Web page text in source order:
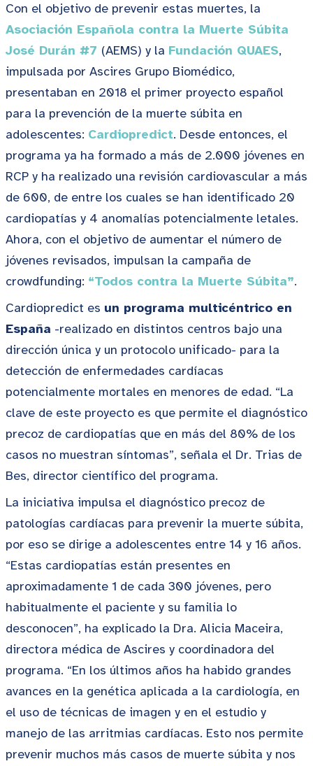
Con el objetivo de prevenir estas muertes, la
Asociación Española contra la Muerte Súbita
José Durán #7 (AEMS) y la Fundación QUAES,
impulsada por Ascires Grupo Biomédico,
presentaban en 2018 el primer proyecto español
para la prevención de la muerte súbita en
adolescentes: Cardiopredict. Desde entonces, el
programa ya ha formado a más de 2.000 jóvenes en
RCP y ha realizado una revisión cardiovascular a más
de 600, de entre los cuales se han identificado 20
cardiopatías y 4 anomalías potencialmente letales.
Ahora, con el objetivo de aumentar el número de
jóvenes revisados, impulsan la campaña de
crowdfunding: “Todos contra la Muerte Súbita”.
Cardiopredict es un programa multicéntrico en
España -realizado en distintos centros bajo una
dirección única y un protocolo unificado- para la
detección de enfermedades cardíacas
potencialmente mortales en menores de edad. “La
clave de este proyecto es que permite el diagnóstico
precoz de cardiopatías que en más del 80% de los
casos no muestran síntomas”, señala el Dr. Trias de
Bes, director científico del programa.
La iniciativa impulsa el diagnóstico precoz de
patologías cardíacas para prevenir la muerte súbita,
por eso se dirige a adolescentes entre 14 y 16 años.
“Estas cardiopatías están presentes en
aproximadamente 1 de cada 300 jóvenes, pero
habitualmente el paciente y su familia lo
desconocen”, ha explicado la Dra. Alicia Maceira,
directora médica de Ascires y coordinadora del
programa. “En los últimos años ha habido grandes
avances en la genética aplicada a la cardiología, en
el uso de técnicas de imagen y en el estudio y
manejo de las arritmias cardíacas. Esto nos permite
prevenir muchos más casos de muerte súbita y nos